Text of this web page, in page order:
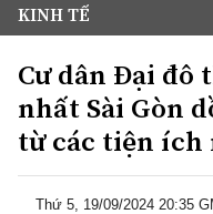
KINH TẾ
Cư dân Đại đô
nhất Sài Gòn
từ các tiện ích
Thứ 5, 19/09/2024 20:35